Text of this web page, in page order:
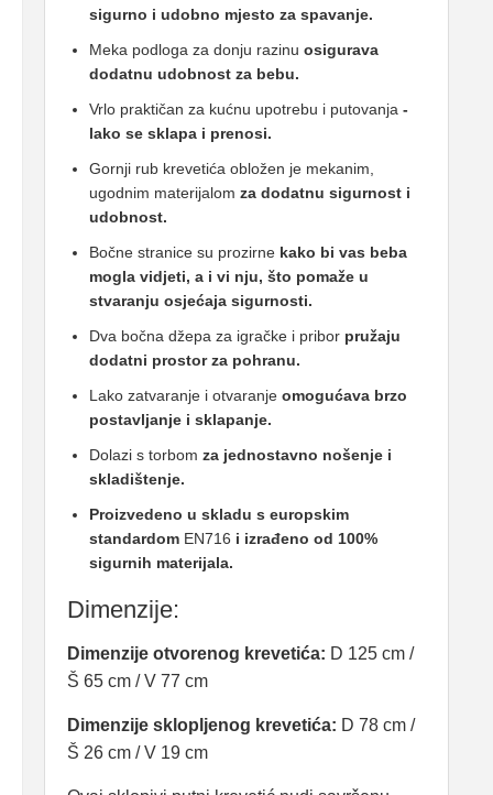
sigurno i udobno mjesto za spavanje.
Meka podloga za donju razinu osigurava
dodatnu udobnost za bebu.
Vrlo praktičan za kućnu upotrebu i putovanja -
lako se sklapa i prenosi.
Gornji rub krevetića obložen je mekanim,
ugodnim materijalom za dodatnu sigurnost i
udobnost.
Bočne stranice su prozirne kako bi vas beba
mogla vidjeti, a i vi nju, što pomaže u
stvaranju osjećaja sigurnosti.
Dva bočna džepa za igračke i pribor pružaju
dodatni prostor za pohranu.
Lako zatvaranje i otvaranje omogućava brzo
postavljanje i sklapanje.
Dolazi s torbom za jednostavno nošenje i
skladištenje.
Proizvedeno u skladu s europskim
standardom EN716 i izrađeno od 100%
sigurnih materijala.
Dimenzije:
Dimenzije otvorenog krevetića: D 125 cm /
Š 65 cm / V 77 cm
Dimenzije sklopljenog krevetića: D 78 cm /
Š 26 cm / V 19 cm